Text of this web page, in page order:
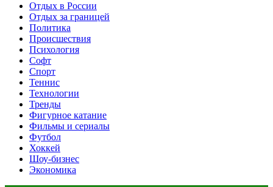
Отдых в России
Отдых за границей
Политика
Происшествия
Психология
Софт
Спорт
Теннис
Технологии
Тренды
Фигурное катание
Фильмы и сериалы
Футбол
Хоккей
Шоу-бизнес
Экономика